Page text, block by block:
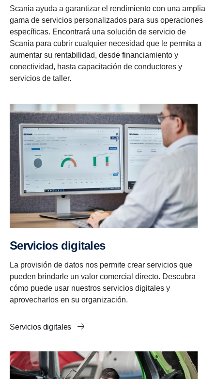
Scania ayuda a garantizar el rendimiento con una amplia
gama de servicios personalizados para sus operaciones
específicas. Encontrará una solución de servicio de
Scania para cubrir cualquier necesidad que le permita a
aumentar su rentabilidad, desde financiamiento y
conectividad, hasta capacitación de conductores y
servicios de taller.
Servicios digitales
La provisión de datos nos permite crear servicios que
pueden brindarle un valor comercial directo. Descubra
cómo puede usar nuestros servicios digitales y
aprovecharlos en su organización.
Servicios digitales